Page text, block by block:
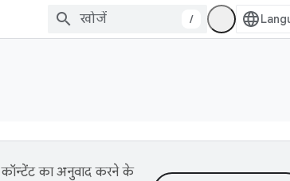
/
का अनुवाद करने के